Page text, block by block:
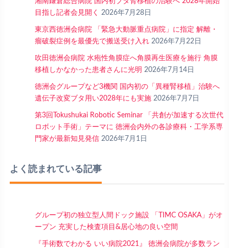
目指し記者会見開く
2026年7月28日
東京西徳洲会病院 「緊急大動脈重点病院」に指定 解離・
瘤破裂症例を最優先で搬送受け入れ 2026年7月22日
吹田徳洲会病院 水疱性角膜症へ角膜再生医療を施行 角膜
移植しかなかった患者さんに光明 2026年7月14日
徳洲会グループなど3機関 国内初の「異種腎移植」治験へ
遺伝子改変ブタ用い2028年にも実施 2026年7月7日
第3回Tokushukai Robotic Seminar 「共創が加速する次世代
ロボット手術」テーマに 徳洲会内外の各診療科・工学系専
門家が最新知見発信 2026年7月1日
よく読まれている記事
グループ初の独立型人間ドック施設 「TIMC OSAKA」がオ
ープン 充実した検査項目&居心地の良い空間
『手術数でわかる いい病院2021』 徳洲会病院が多数ラン